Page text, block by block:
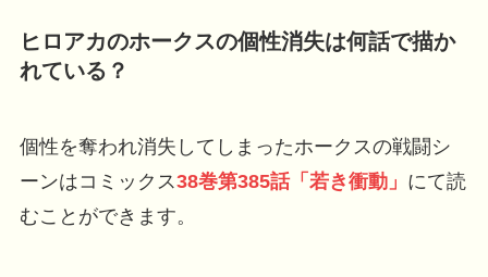
ヒロアカのホークスの個性消失は何話で描か
れている？
個性を奪われ消失してしまったホークスの戦闘シ
ーンはコミックス38巻第385話「若き衝動」 にて読
むことができます。